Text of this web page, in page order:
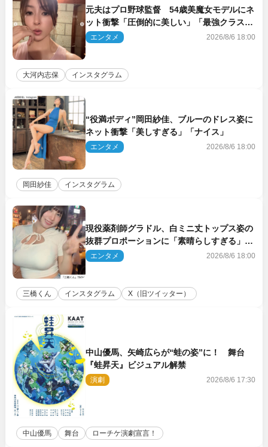
元夫はプロ野球監督 54歳美魔女モデルにネ
ット衝撃「圧倒的に美しい」「最強クラス」
「うっとり」
エンタメ 2026/8/6 18:00
大河内志保 インスタグラム
“役満ボディ”岡田紗佳、ブルーのドレス姿に
ネット衝撃「美しすぎる」「ナイス」
エンタメ 2026/8/6 18:00
岡田紗佳 インスタグラム
現役薬剤師グラドル、白ミニ丈トップス姿の
抜群プロポーションに「素晴らしすぎる」
「すっっっご！」とネット絶賛
エンタメ 2026/8/6 18:00
三橋くん インスタグラム X（旧ツイッター）
中山優馬、矢崎広らが“蛙の姿”に！ 舞台
『蛙昇天』ビジュアル解禁
演劇 2026/8/6 17:30
中山優馬 舞台 ローチケ演劇宣言！